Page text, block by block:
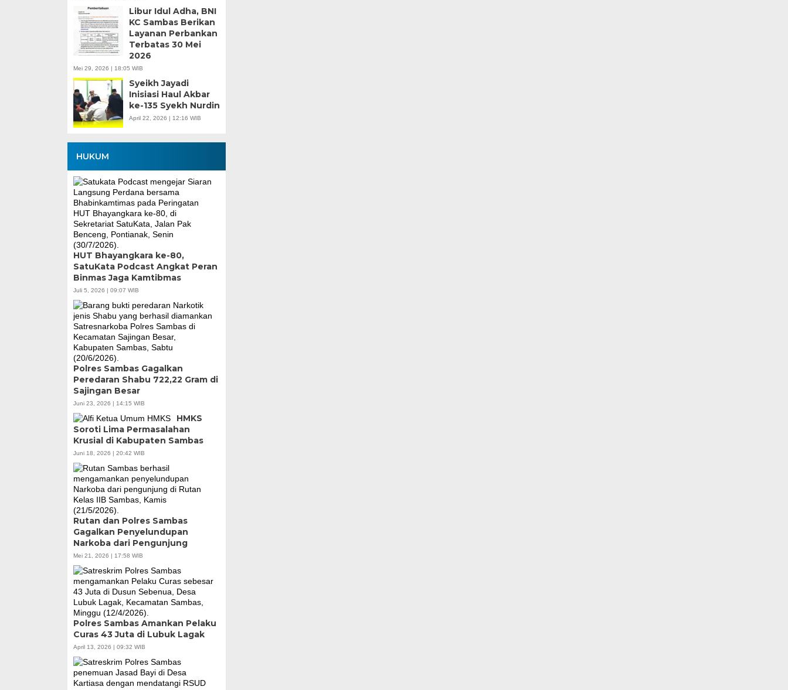
Libur Idul Adha, BNI
KC Sambas Berikan
Layanan Perbankan
Terbatas 30 Mei
2026
Mei 29, 2026 | 18:05 WIB
Syeikh Jayadi
Inisiasi Haul Akbar
ke-135 Syekh Nurdin
April 22, 2026 | 12:16 WIB
HUKUM
HUT Bhayangkara ke-80,
SatuKata Podcast Angkat Peran
Binmas Jaga Kamtibmas
Juli 5, 2026 | 09:07 WIB
Polres Sambas Gagalkan
Peredaran Shabu 722,22 Gram di
Sajingan Besar
Juni 23, 2026 | 14:15 WIB
HMKS
Soroti Lima Permasalahan
Krusial di Kabupaten Sambas
Juni 18, 2026 | 20:42 WIB
Rutan dan Polres Sambas
Gagalkan Penyelundupan
Narkoba dari Pengunjung
Mei 21, 2026 | 17:58 WIB
Polres Sambas Amankan Pelaku
Curas 43 Juta di Lubuk Lagak
April 13, 2026 | 09:32 WIB